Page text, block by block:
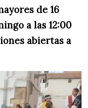
de 16
a las 12:00
abiertas a